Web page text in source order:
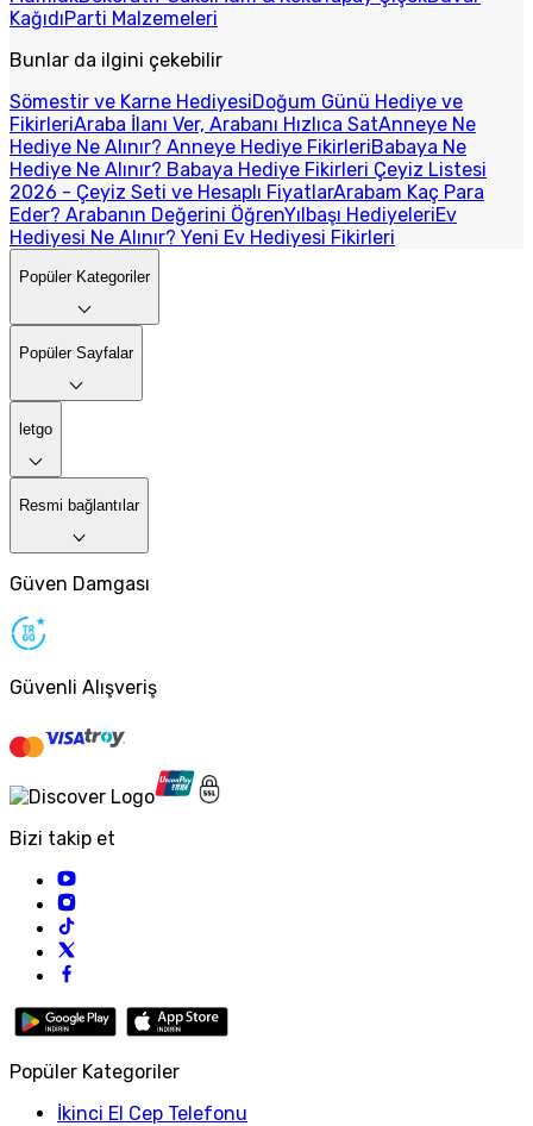
KağıdıParti Malzemeleri
Bunlar da ilgini çekebilir
Sömestir ve Karne HediyesiDoğum Günü Hediye ve
FikirleriAraba İlanı Ver, Arabanı Hızlıca SatAnneye Ne
Hediye Ne Alınır? Anneye Hediye FikirleriBabaya Ne
Hediye Ne Alınır? Babaya Hediye Fikirleri Çeyiz Listesi
2026 - Çeyiz Seti ve Hesaplı FiyatlarArabam Kaç Para
Eder? Arabanın Değerini ÖğrenYılbaşı HediyeleriEv
Hediyesi Ne Alınır? Yeni Ev Hediyesi Fikirleri
Popüler Kategoriler
Popüler Sayfalar
letgo
Resmi bağlantılar
Güven Damgası
Güvenli Alışveriş
Bizi takip et
Popüler Kategoriler
İkinci El Cep Telefonu